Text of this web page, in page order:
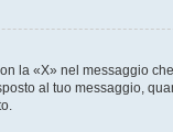
la «X» nel messaggio
al tuo messaggio,